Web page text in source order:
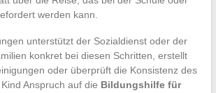
werden kann.
unterstützt der Sozialdienst oder der
konkret bei diesen Schritten, erstellt
oder überprüft die Konsistenz des
Anspruch auf die Bildungshilfe für